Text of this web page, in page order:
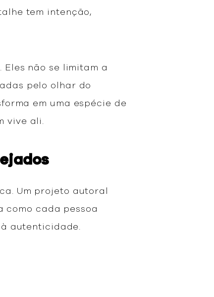
tem intenção,
não se limitam a
pelo olhar do
em uma espécie de
vive ali.
Um projeto autoral
cada pessoa
à autenticidade.